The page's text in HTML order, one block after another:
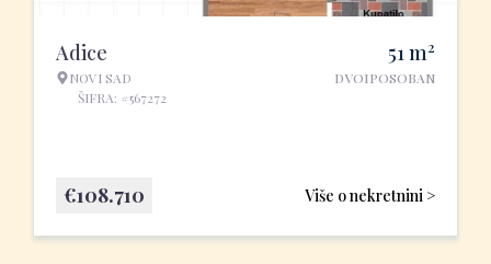
Adice
NOVI SAD
ŠIFRA: #567272
51m2
DVOIPOSOBAN
Više o nekretnini >
€108.710